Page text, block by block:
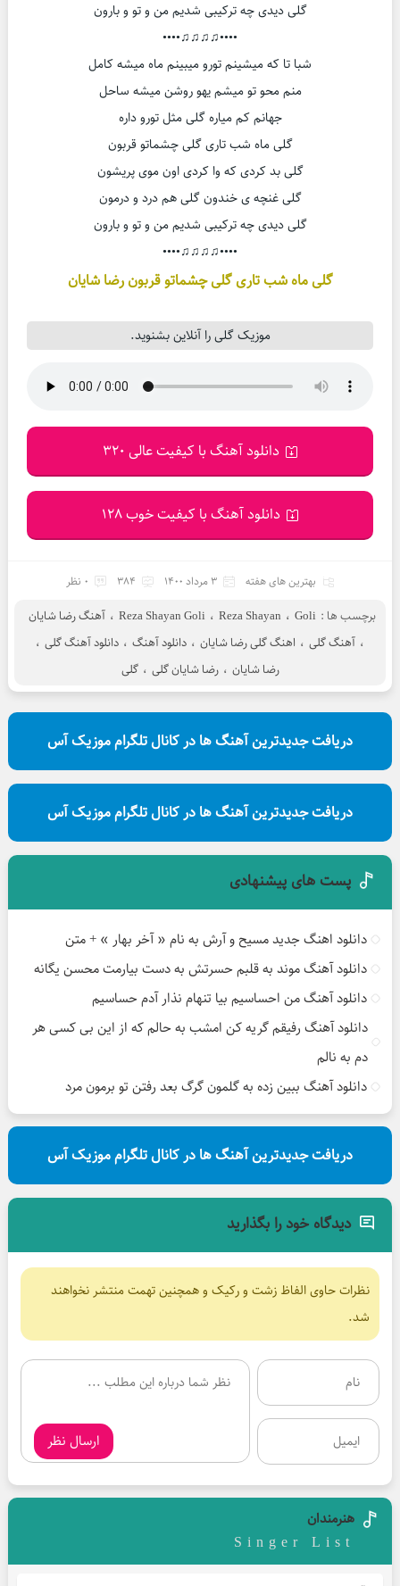
گلی دیدی چه ترکیبی شدیم من و تو و بارون
••••♫♫♫♫••••
شبا تا که میشینم تورو میبینم ماه میشه کامل
منم محو تو میشم یهو روشن میشه ساحل
جهانم کم میاره گلی مثل تورو داره
گلی ماه شب تاری گلی چشماتو قربون
گلی بد کردی که وا کردی اون موی پریشون
گلی غنچه ی خندون گلی هم درد و درمون
گلی دیدی چه ترکیبی شدیم من و تو و بارون
••••♫♫♫♫••••
گلی ماه شب تاری گلی چشماتو قربون رضا شایان
موزیک گلی را آنلاین بشنوید.
دانلود آهنگ با کیفیت عالی 320
دانلود آهنگ با کیفیت خوب 128
بهترین های هفته 3 مرداد 1400 384 0 نظر
برچسب ها : Goli ، Reza Shayan ، Reza Shayan Goli ، آهنگ رضا شایان
، آهنگ گلی ، اهنگ گلی رضا شایان ، دانلود آهنگ ، دانلود آهنگ گلی ،
رضا شایان ، رضا شایان گلی ، گلی
دریافت جدیدترین آهنگ ها در کانال تلگرام موزیک آس
دریافت جدیدترین آهنگ ها در کانال تلگرام موزیک آس
پست های پیشنهادی
دانلود اهنگ جدید مسیح و آرش به نام « آخر بهار » + متن
دانلود آهنگ موند به قلبم حسرتش به دست بیارمت محسن یگانه
دانلود آهنگ من احساسیم بیا تنهام نذار آدم حساسیم
دانلود آهنگ رفیقم گریه کن امشب به حالم که از این بی کسی هر
دم به نالم
دانلود آهنگ ببین زده به گلمون گرگ بعد رفتن تو برمون مرد
دریافت جدیدترین آهنگ ها در کانال تلگرام موزیک آس
دیدگاه خود را بگذارید
نظرات حاوی الفاظ زشت و رکیک و همچنین تهمت منتشر نخواهند
شد.
ارسال نظر
هنرمندان
Singer List